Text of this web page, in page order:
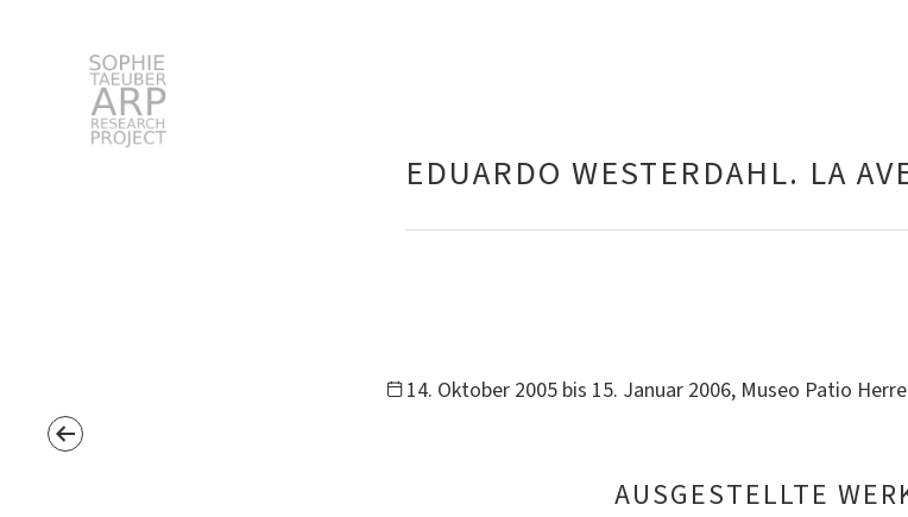
Suchen
EDUARDO WESTERDAHL. LA
14. Oktober 2005 bis 15. Januar 2006, Museo Patio
AUSGESTELLTE